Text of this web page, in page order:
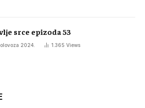
srce epizoda 53
2024. 1.365 Views